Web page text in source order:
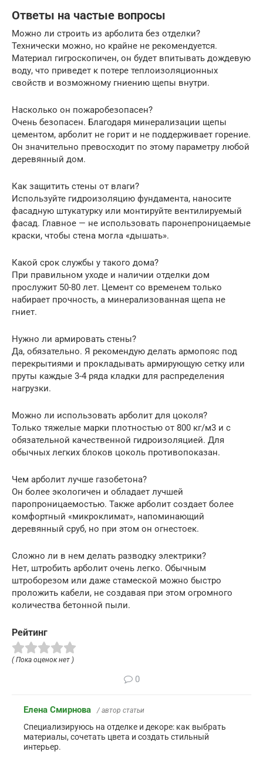
Ответы на частые вопросы
Можно ли строить из арболита без отделки?
Технически можно, но крайне не рекомендуется.
Материал гигроскопичен, он будет впитывать дождевую
воду, что приведет к потере теплоизоляционных
свойств и возможному гниению щепы внутри.
Насколько он пожаробезопасен?
Очень безопасен. Благодаря минерализации щепы
цементом, арболит не горит и не поддерживает горение.
Он значительно превосходит по этому параметру любой
деревянный дом.
Как защитить стены от влаги?
Используйте гидроизоляцию фундамента, наносите
фасадную штукатурку или монтируйте вентилируемый
фасад. Главное — не использовать паронепроницаемые
краски, чтобы стена могла «дышать».
Какой срок службы у такого дома?
При правильном уходе и наличии отделки дом
прослужит 50-80 лет. Цемент со временем только
набирает прочность, а минерализованная щепа не
гниет.
Нужно ли армировать стены?
Да, обязательно. Я рекомендую делать армопояс под
перекрытиями и прокладывать армирующую сетку или
пруты каждые 3-4 ряда кладки для распределения
нагрузки.
Можно ли использовать арболит для цоколя?
Только тяжелые марки плотностью от 800 кг/м3 и с
обязательной качественной гидроизоляцией. Для
обычных легких блоков цоколь противопоказан.
Чем арболит лучше газобетона?
Он более экологичен и обладает лучшей
паропроницаемостью. Также арболит создает более
комфортный «микроклимат», напоминающий
деревянный сруб, но при этом он огнестоек.
Сложно ли в нем делать разводку электрики?
Нет, штробить арболит очень легко. Обычным
штроборезом или даже стамеской можно быстро
проложить кабели, не создавая при этом огромного
количества бетонной пыли.
Рейтинг
( Пока оценок нет )
0
Елена Смирнова / автор статьи
Специализируюсь на отделке и декоре: как выбрать
материалы, сочетать цвета и создать стильный
интерьер.